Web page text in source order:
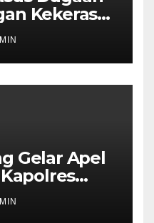
Kekerasan
Phone
Gelar Apel
dan
Musim